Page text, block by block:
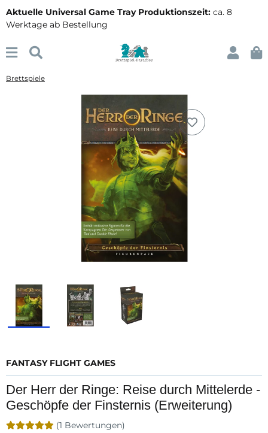
Aktuelle Universal Game Tray Produktionszeit: ca. 8
Werktage ab Bestellung
Brettspiele
FANTASY FLIGHT GAMES
Der Herr der Ringe: Reise durch Mittelerde -
Geschöpfe der Finsternis (Erweiterung)
(1 Bewertungen)